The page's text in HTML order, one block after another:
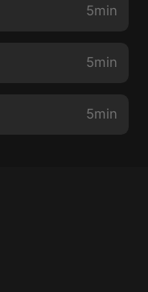
5min
5min
5min